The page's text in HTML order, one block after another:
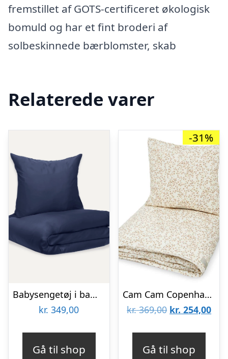
fremstillet af GOTS-certificeret økologisk
bomuld og har et fint broderi af
solbeskinnede bærblomster, skab
Relaterede varer
Babysengetøj i bambus | Navy blue | 70×100
kr. 349,00
Gå til shop
-31%
Cam Cam Copenhagen Sengetøj – Baby – GOTS – Lierre
kr.369,00 Den
kr. 254,00Den
Gå til shop